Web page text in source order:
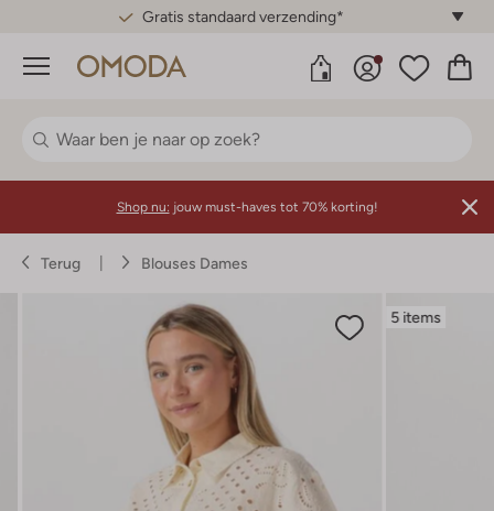
Gratis standaard verzending*
Menu
Shop nu: jouw must-haves tot 70% korting!
Terug Blouses Dames
5 items